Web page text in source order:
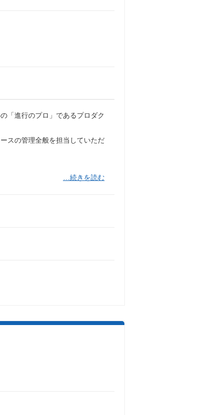
「進行のプロ」であるプロダク
スの管理全般を担当していただ
…続きを読む